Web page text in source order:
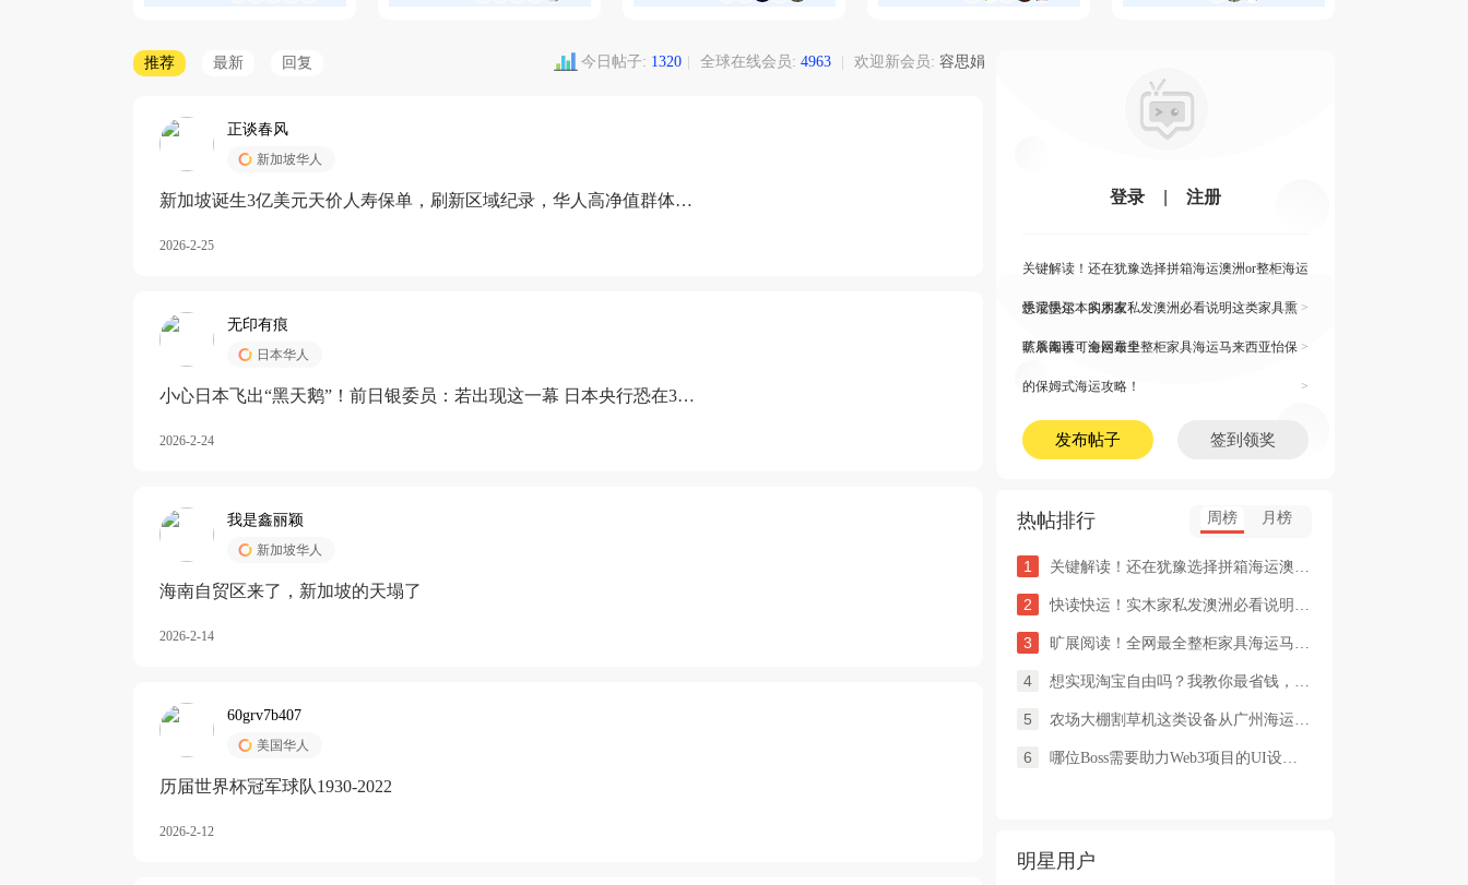
推荐 最新 回复 今日帖子: 1320 全球在线会员: 4963 欢迎新会员: 容思娟
正谈春风
新加坡华人
新加坡诞生3亿美元天价人寿保单，刷新区域纪录，华人高净值群体成
2026-2-25
无印有痕
日本华人
小心日本飞出“黑天鹅”！前日银委员：若出现这一幕 日本央行恐在3月
2026-2-24
我是鑫丽颖
新加坡华人
海南自贸区来了，新加坡的天塌了
2026-2-14
60grv7b407
美国华人
历届世界杯冠军球队1930-2022
2026-2-12
登录 注册
关键解读！还在犹豫选择拼箱海运澳洲or整柜海运
悉尼墨尔本的朋友 >
快读快运！实木家私发澳洲必看说明这类家具熏
蒸杀毒再可海运布里 >
旷展阅读！全网最全整柜家具海运马来西亚怡保
的保姆式海运攻略！ >
发布帖子 签到领奖
热帖排行 周榜 月榜
1 关键解读！还在犹豫选择拼箱海运澳洲or整柜海运悉尼墨尔本的朋友
2 快读快运！实木家私发澳洲必看说明这类家具熏蒸杀毒再可海运布里
3 旷展阅读！全网最全整柜家具海运马来西亚怡保的保姆式海运攻略！
4 想实现淘宝自由吗？我教你最省钱，最方便的方法
5 农场大棚割草机这类设备从广州海运到澳洲堪培拉过海关需要提供什
6 哪位Boss需要助力Web3项目的UI设计，或qian
明星用户